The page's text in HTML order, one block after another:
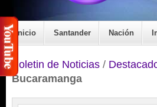
Inicio Santander Nación
Boletin de Noticias /
Bucaramanga